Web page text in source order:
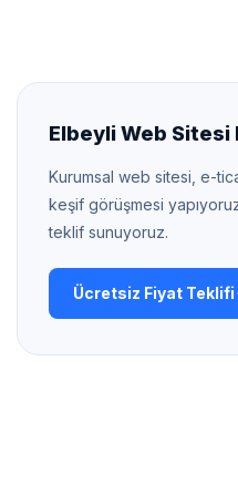
ElbeyliWeb Sitesi
Kurumsal web sitesi, e-
keşif görüşmesi
teklif sunuyoruz.
Ücretsiz Fiyat Teklifi